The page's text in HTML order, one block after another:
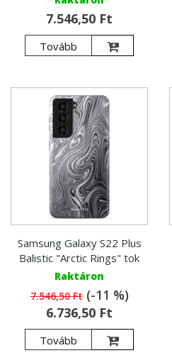
7.546,50 Ft
Tovább
Samsung Galaxy S22 Plus
Balistic "Arctic Rings" tok
Raktáron
7.546,50 Ft(-11 %)
6.736,50 Ft
Tovább